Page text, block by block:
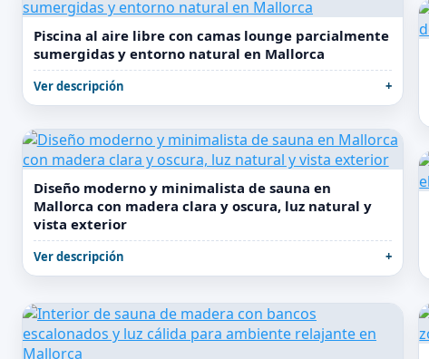
Piscina al aire libre con camas lounge parcialmente
sumergidas y entorno natural en Mallorca
Ver descripción
Diseño moderno y minimalista de sauna en
Mallorca con madera clara y oscura, luz natural y
vista exterior
Ver descripción